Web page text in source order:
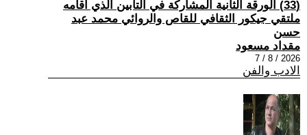
(33) الورقة الثانية المشاركة في التأبين الذي أقامه
ملتقي جيكور الثقافي للقاص والروائي محمد عبد
حسن
مقداد مسعود
2026 / 8 / 7
الادب والفن